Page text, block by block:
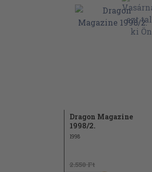
Dragon Magazine
1998/2.
1998
2.550 Ft